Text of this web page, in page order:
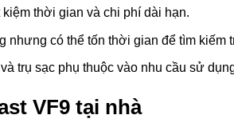
thời gian và chi phí dài hạn.
nhưng có thể tốn thời gian để tìm kiếm
trụ sạc phụ thuộc vào nhu cầu sử
VF9 tại nhà